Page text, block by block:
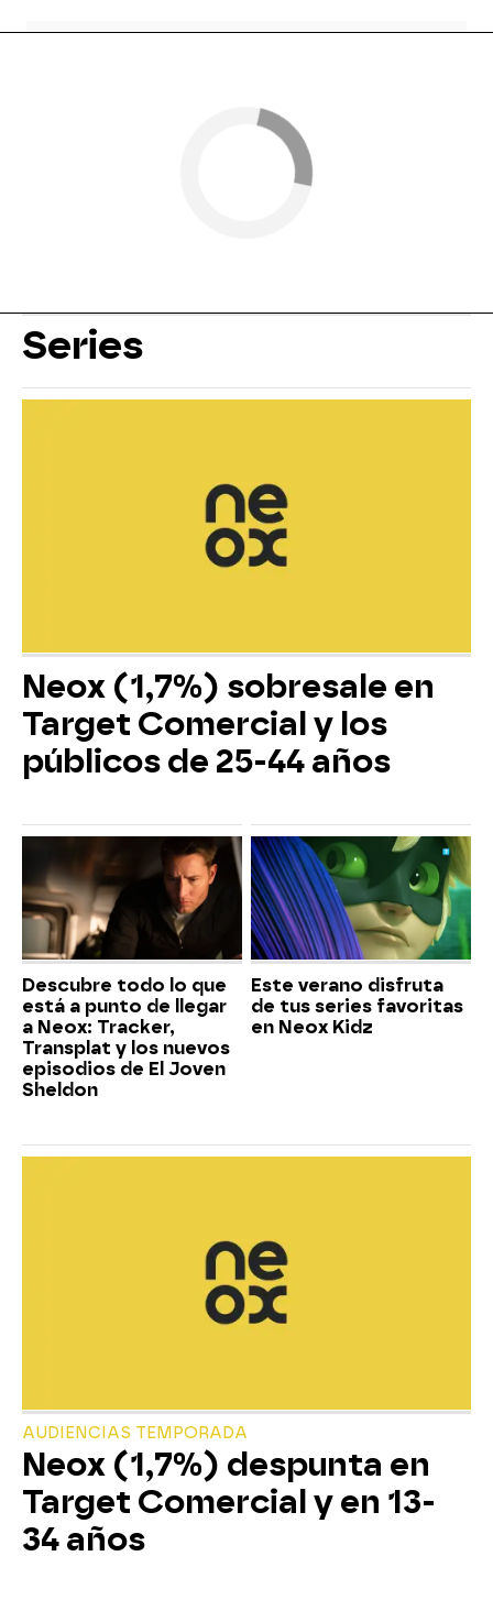
Series
Neox (1,7%) sobresale en
Target Comercial y los
públicos de 25-44 años
Descubre todo lo que
está a punto de llegar
a Neox: Tracker,
Transplat y los nuevos
episodios de El Joven
Sheldon
Este verano disfruta
de tus series favoritas
en Neox Kidz
AUDIENCIAS TEMPORADA
Neox (1,7%) despunta en
Target Comercial y en 13-
34 años